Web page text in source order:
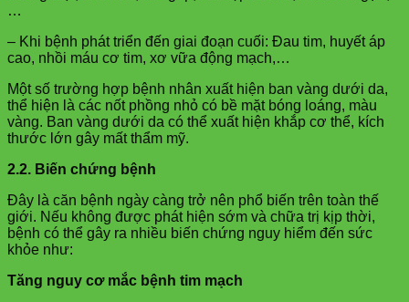
…
– Khi bệnh phát triển đến giai đoạn cuối: Đau tim, huyết áp
cao, nhồi máu cơ tim, xơ vữa động mạch,…
Một số trường hợp bệnh nhân xuất hiện ban vàng dưới da,
thể hiện là các nốt phồng nhỏ có bề mặt bóng loáng, màu
vàng. Ban vàng dưới da có thể xuất hiện khắp cơ thể, kích
thước lớn gây mất thẩm mỹ.
2.2. Biến chứng bệnh
Đây là căn bệnh ngày càng trở nên phổ biến trên toàn thế
giới. Nếu không được phát hiện sớm và chữa trị kịp thời,
bệnh có thể gây ra nhiều biến chứng nguy hiểm đến sức
khỏe như:
Tăng nguy cơ mắc bệnh tim mạch